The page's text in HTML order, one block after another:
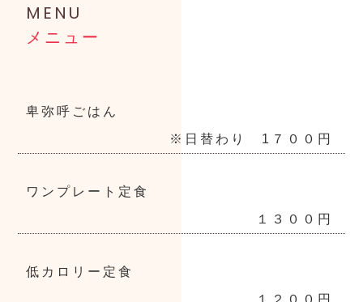
MENU
メニュー
卑弥呼ごはん
※日替わり 1７００円
ワンプレート定食
１３００円
低カロリー定食
１２００円